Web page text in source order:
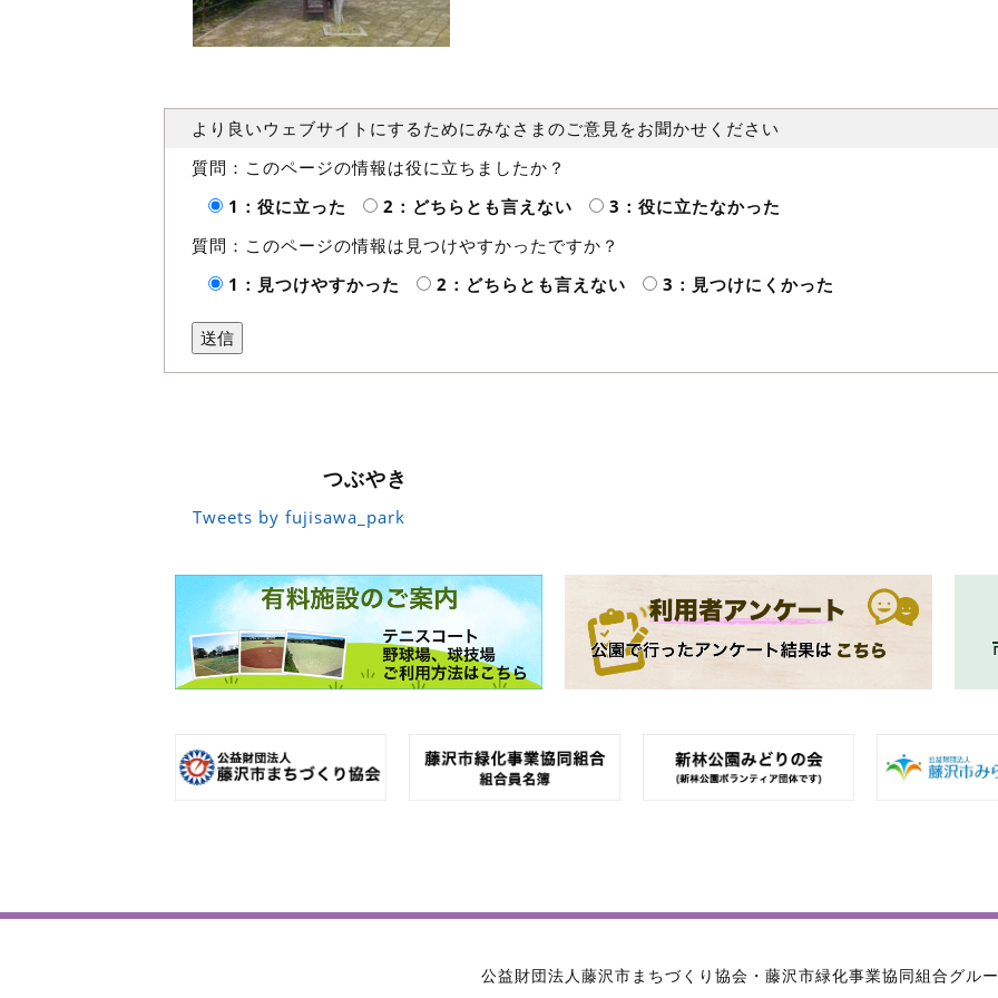
より良いウェブサイトにするためにみなさまのご意見をお聞かせください
質問：このページの情報は役に立ちましたか？
1：役に立った
2：どちらとも言えない
3：役に立たなかった
質問：このページの情報は見つけやすかったですか？
1：見つけやすかった
2：どちらとも言えない 3：見つけにくかった
つぶやき
Tweets by fujisawa_park
公益財団法人藤沢市まちづくり協会・藤沢市緑化事業協同組合グル